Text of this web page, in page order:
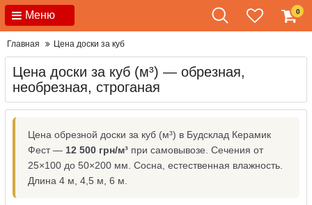
Меню 0
Главная Цена доски за куб
Цена доски за куб (м³) — обрезная,
необрезная, строганая
Цена обрезной доски за куб (м³) в Будсклад Керамик
Фест — 12 500 грн/м³ при самовывозе. Сечения от
25×100 до 50×200 мм. Сосна, естественная влажность.
Длина 4 м, 4,5 м, 6 м.